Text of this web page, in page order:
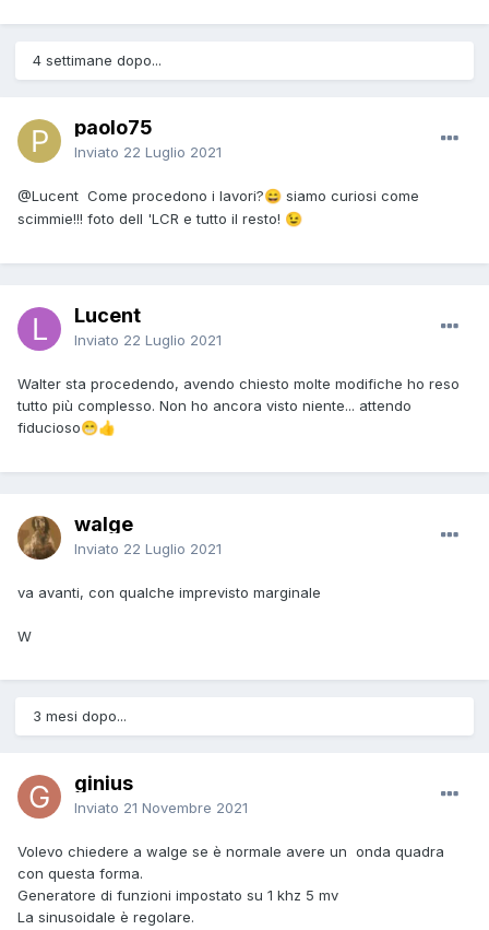
4 settimane dopo...
paolo75
Inviato 22 Luglio 2021
@Lucent Come procedono i lavori?😄 siamo curiosi come
scimmie!!! foto dell 'LCR e tutto il resto! 😉
Lucent
Inviato 22 Luglio 2021
Walter sta procedendo, avendo chiesto molte modifiche ho reso
tutto più complesso. Non ho ancora visto niente... attendo
fiducioso😁👍
walge
Inviato 22 Luglio 2021
va avanti, con qualche imprevisto marginale
W
3 mesi dopo...
ginius
Inviato 21 Novembre 2021
Volevo chiedere a walge se è normale avere un onda quadra
con questa forma.
Generatore di funzioni impostato su 1 khz 5 mv
La sinusoidale è regolare.